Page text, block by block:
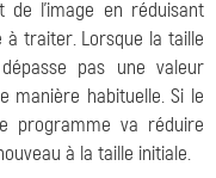
de l'image en réduisant
à traiter. Lorsque la taille
pas une valeur
manière habituelle. Si le
programme va réduire
à la taille initiale.